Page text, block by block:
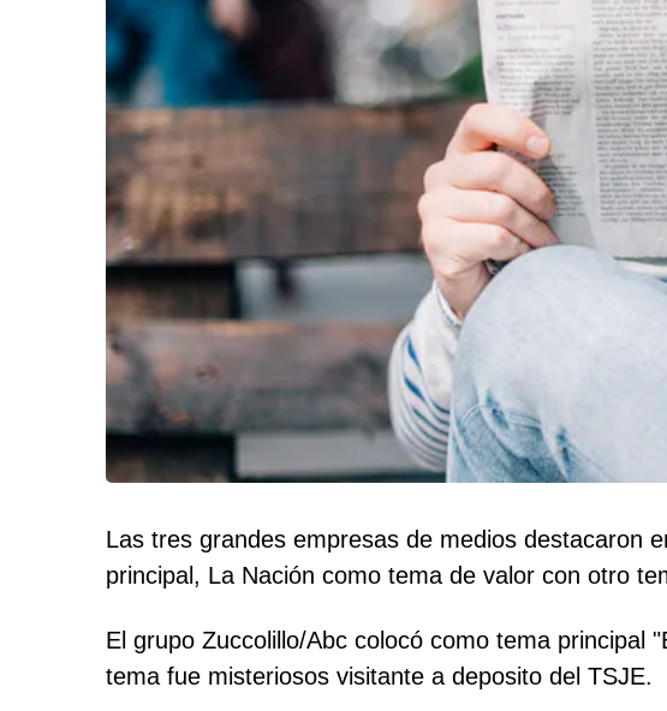
Las tres grandes empresas de medios destacaron
principal, La Nación como tema de valor con otro
El grupo Zuccolillo/Abc colocó como tema
tema fue misteriosos visitante a deposito del TSJE.